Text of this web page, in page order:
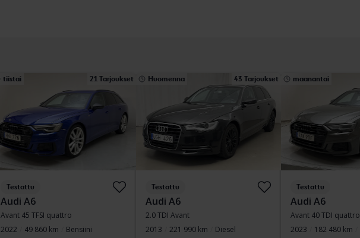
tiistai 21 Tarjoukset
Testattu
Audi A6
Avant 45 TFSI quattro
2022
49 860 km
Bensiini
Huomenna 43 Tarjoukset
Testattu
Audi A6
2.0 TDI Avant
2013
221 990 km
Diesel
maanantai
Testattu
Audi A6
Avant 40 TDI quattro
2023
182 480 km